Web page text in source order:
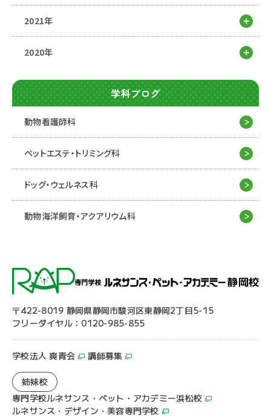
2021年
2020年
学科ブログ
動物看護師科
ペットエステ・トリミング科
ドッグ・ウェルネス科
動物海洋飼育・アクアリウム科
〒422-8019 静岡県静岡市駿河区東静岡2丁目5-15
フリーダイヤル：0120-985-855
学校法人 爽青会 講師募集
姉妹校
専門学校ルネサンス・ペット・アカデミー浜松校
ルネサンス・デザイン・美容専門学校